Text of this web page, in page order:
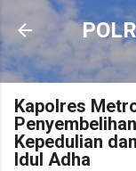
Kapolres
Kepedulian
Idul Adha